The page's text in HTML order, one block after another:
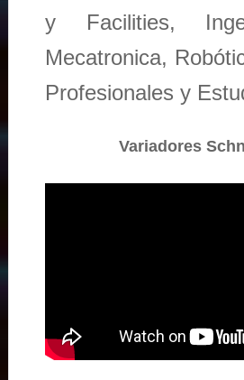
y Facilities,
Mecatronica,
Profesionales y
Variadores